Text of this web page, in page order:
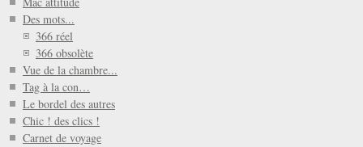
Des mots...
366 réel
366 obsolète
Vue de la chambre...
Tag à la con…
Le bordel des autres
Chic ! des clics !
Carnet de voyage